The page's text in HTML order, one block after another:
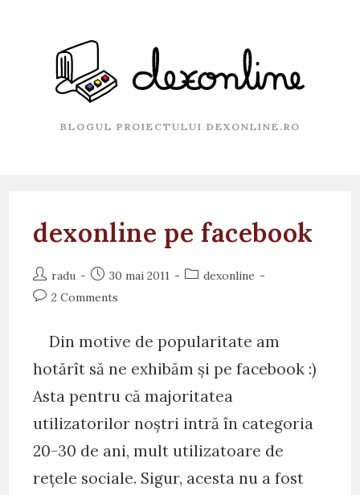
BLOGUL PROIECTULUI DEXONLINE.RO
dexonline pe facebook
Post
author:
radu
Post
published:
30 mai 2011
Postdexonline
Post2 Comments
Din motive de popularitate am
hotărît să ne exhibăm și pe facebook :)
Asta pentru că majoritatea
utilizatorilor noștri intră în categoria
20-30 de ani, mult utilizatoare de
rețele sociale. Sigur, acesta nu a fost